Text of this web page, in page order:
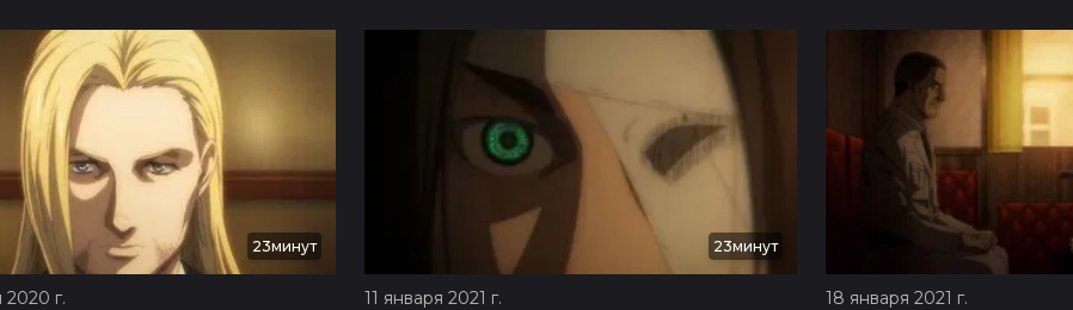
23минут
г.
23минут
11 января 2021 г. 18 января 2021 г.